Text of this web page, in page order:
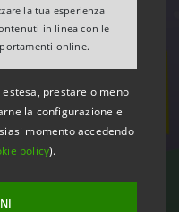
la tua esperienza
in linea con le
online.
prestare o meno
la configurazione e
momento accedendo
policy).